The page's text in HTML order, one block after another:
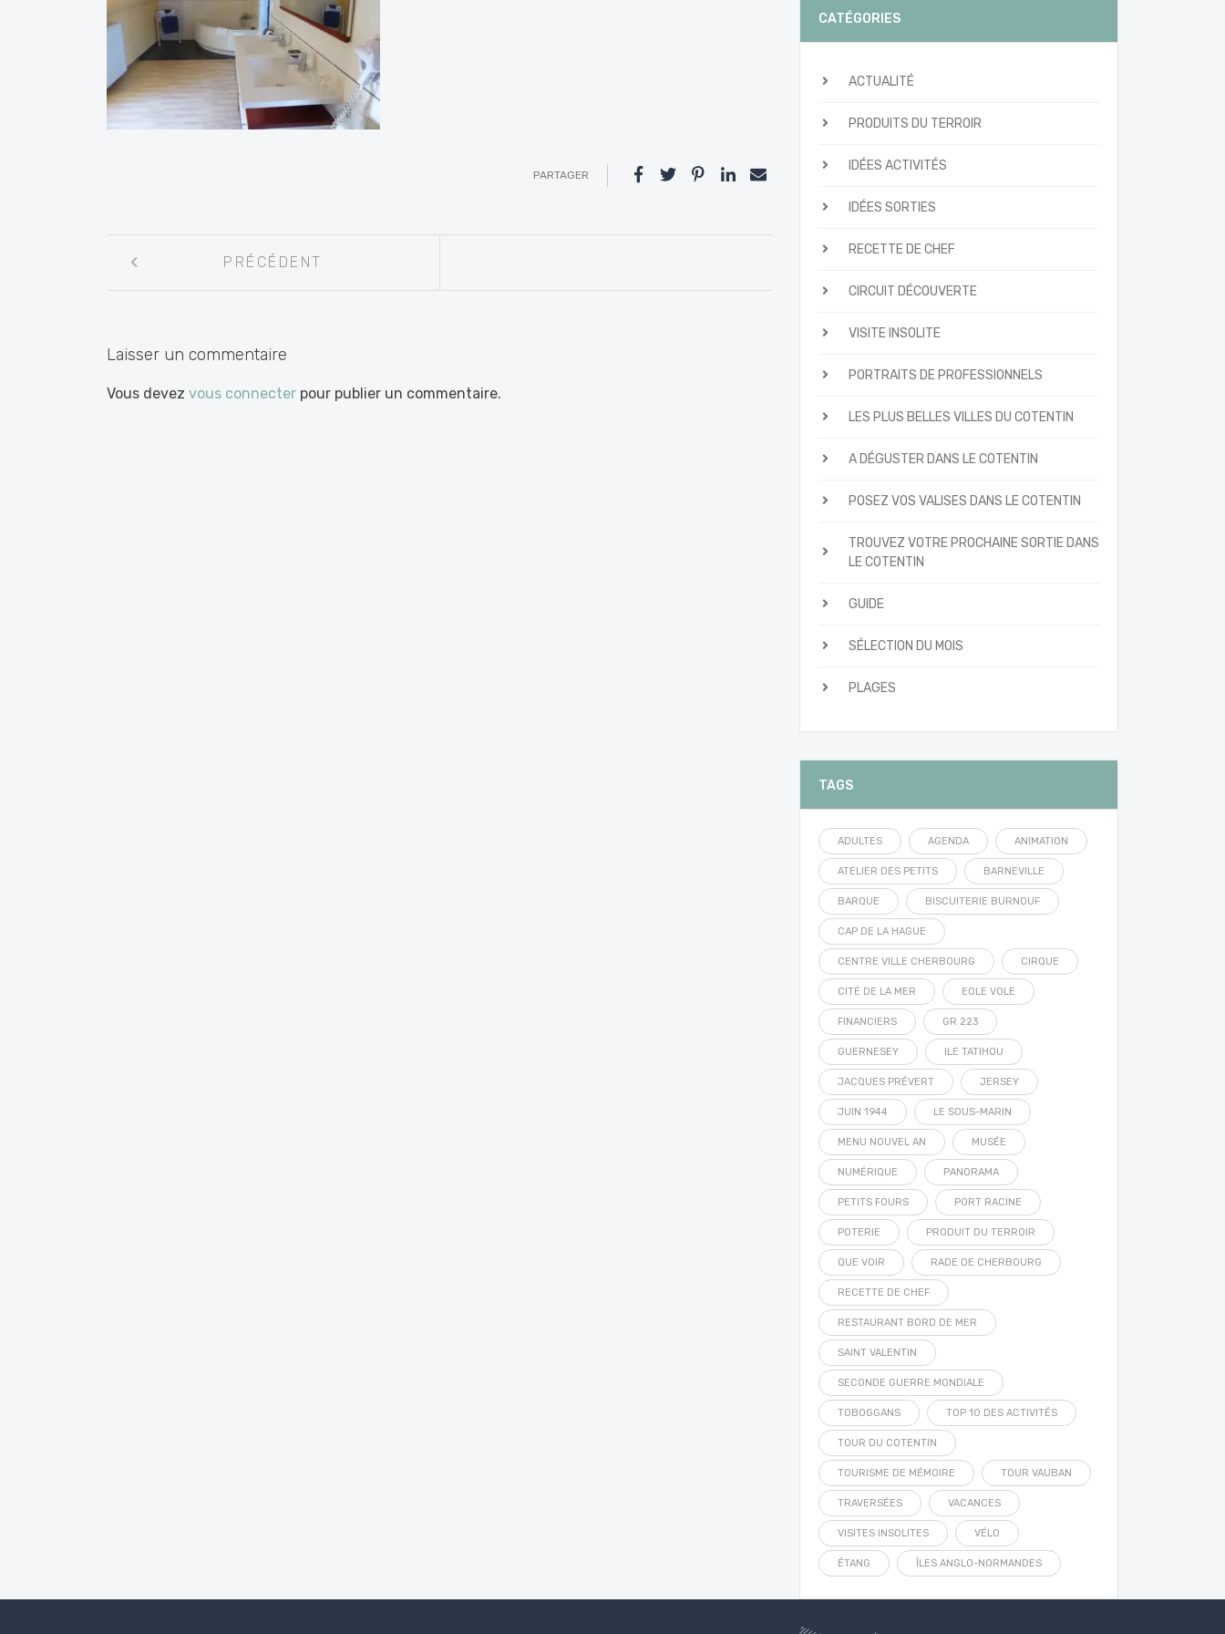
PARTAGER
entre
PRÉCÉDENT
Laisser un commentaire
Vous devez vous connecter pour publier un commentaire.
CATÉGORIES
ACTUALITÉ
PRODUITS DU TERROIR
IDÉES ACTIVITÉS
IDÉES SORTIES
RECETTE DE CHEF
CIRCUIT DÉCOUVERTE
VISITE INSOLITE
PORTRAITS DE PROFESSIONNELS
LES PLUS BELLES VILLES DU COTENTIN
A DÉGUSTER DANS LE COTENTIN
POSEZ VOS VALISES DANS LE COTENTIN
TROUVEZ VOTRE PROCHAINE SORTIE DANS
LE COTENTIN
GUIDE
SÉLECTION DU MOIS
PLAGES
TAGS
ADULTES AGENDA ANIMATION
ATELIER DES PETITS BARNEVILLE
BARQUE BISCUITERIE BURNOUF
CAP DE LA HAGUE
CENTRE VILLE CHERBOURG CIRQUE
CITÉ DE LA MER EOLE VOLE
FINANCIERS GR 223
GUERNESEY ILE TATIHOU
JACQUES PRÉVERT JERSEY
JUIN 1944 LE SOUS-MARIN
MENU NOUVEL AN MUSÉE
NUMÉRIQUE PANORAMA
PETITS FOURS PORT RACINE
POTERIE PRODUIT DU TERROIR
QUE VOIR RADE DE CHERBOURG
RECETTE DE CHEF
RESTAURANT BORD DE MER
SAINT VALENTIN
SECONDE GUERRE MONDIALE
TOBOGGANS TOP 10 DES ACTIVITÉS
TOUR DU COTENTIN
TOURISME DE MÉMOIRE TOUR VAUBAN
TRAVERSÉES VACANCES
VISITES INSOLITES VÉLO
ÉTANG ÎLES ANGLO-NORMANDES